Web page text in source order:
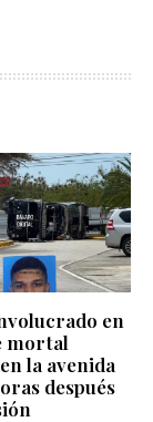
en
mortal
la avenida
después